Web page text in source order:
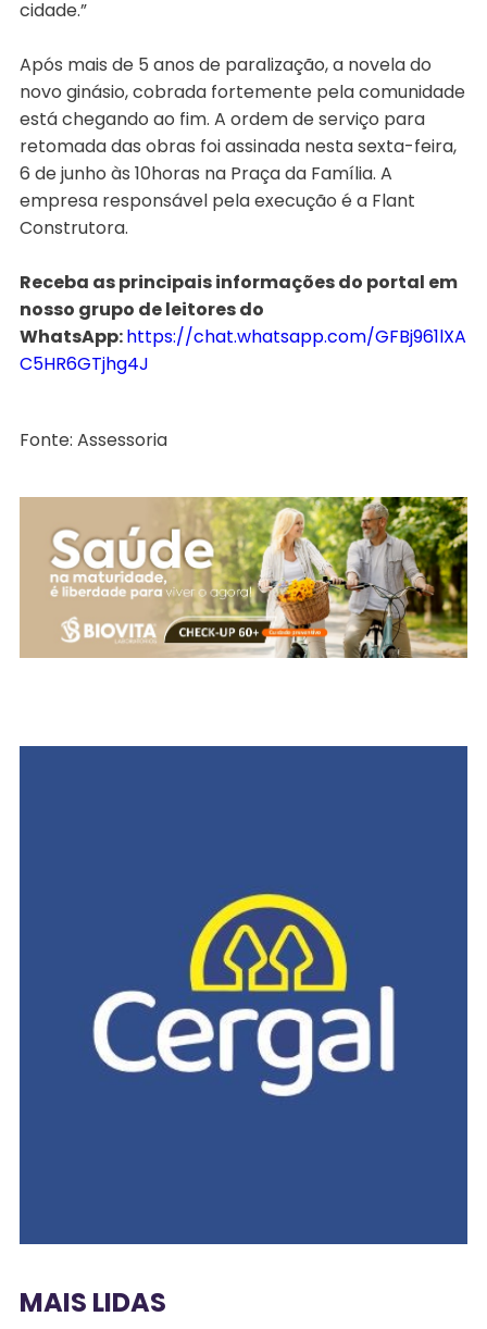
cidade.”
Após mais de 5 anos de paralização, a novela do
novo ginásio, cobrada fortemente pela comunidade
está chegando ao fim. A ordem de serviço para
retomada das obras foi assinada nesta sexta-feira,
6 de junho às 10horas na Praça da Família. A
empresa responsável pela execução é a Flant
Construtora.
Receba as principais informações do portal em
nosso grupo de leitores do
WhatsApp:https://chat.whatsapp.com/GFBj961lXA
C5HR6GTjhg4J
Fonte: Assessoria
MAIS LIDAS